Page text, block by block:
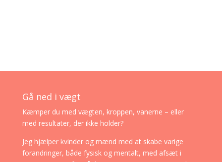
Gå ned i vægt
Kæmper du med vægten, kroppen, vanerne – eller
med resultater, der ikke holder?
Jeg hjælper kvinder og mænd med at skabe varige
forandringer, både fysisk og mentalt, med afsæt i